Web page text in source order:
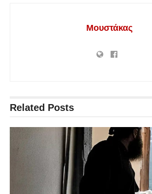
Μουστάκας
Related Posts